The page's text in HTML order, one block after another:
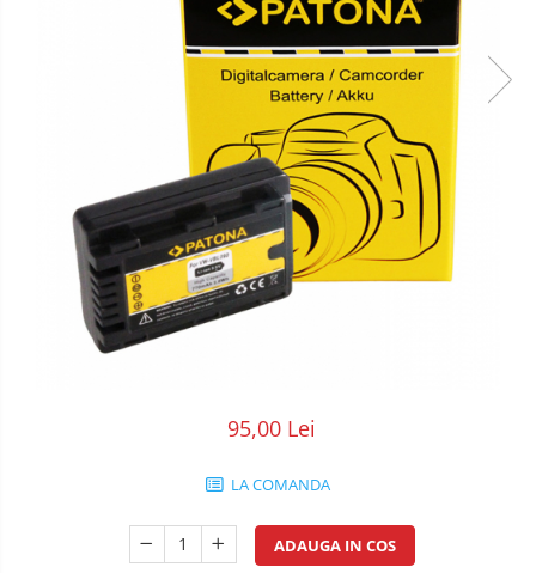
POS/Scanere coduri de bare
95,00 Lei
LA COMANDA
ADAUGA IN COS